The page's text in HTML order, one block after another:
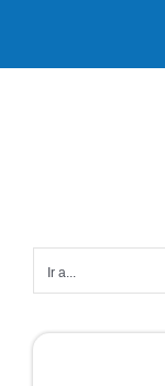
Ir a...